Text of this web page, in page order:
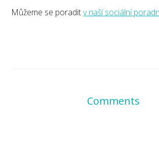
Můžeme se poraditv naší sociální
Comments